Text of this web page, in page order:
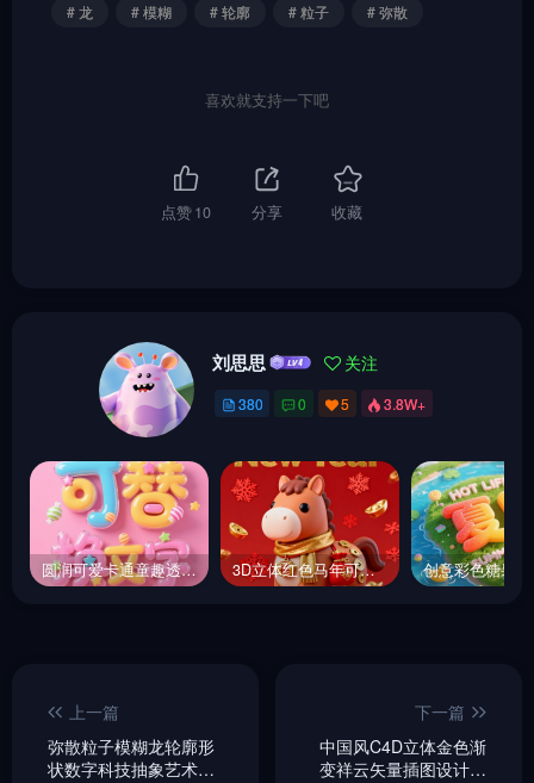
# 龙
# 模糊 # 轮廓 # 粒子 # 弥散
喜欢就支持一下吧
点赞10 分享 收藏
刘思思 关注
380 0 5 3.8W+
圆润可爱卡通童趣透明玻璃糖果装饰活动海报字体设计素材-即梦ai关键词描述咒语 3D立体红色马年可爱小马卡通风格新年祝福海报-即梦ai关键词描述咒语
上一篇
弥散粒子模糊龙轮廓形
状数字科技抽象艺术海
下一篇
中国风C4D立体金色渐
变祥云矢量插图设计素